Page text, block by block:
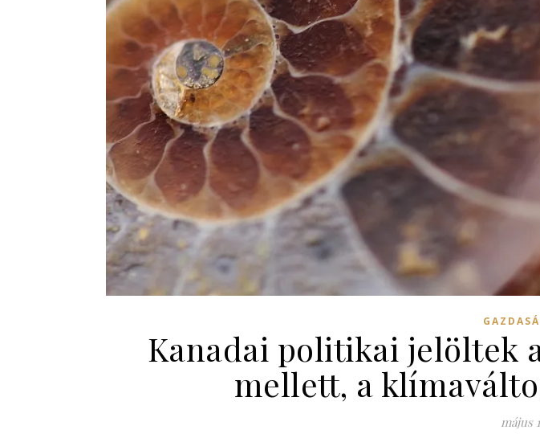
Kanadai politikai jelöltek
mellett, a
május